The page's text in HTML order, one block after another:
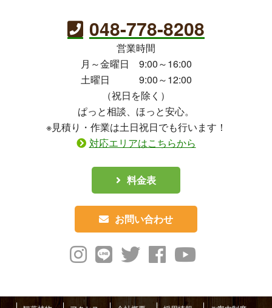
048-778-8208
営業時間
月～金曜日 9:00～16:00
土曜日 9:00～12:00
（祝日を除く）
ぱっと相談、ほっと安心。
※見積り・作業は土日祝日でも行います！
対応エリアはこちらから
料金表
お問い合わせ